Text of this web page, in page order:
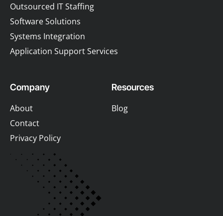
Outsourced IT Staffing
Software Solutions
Systems Integration
Application Support Services
Company
About
Contact
Privacy Policy
Resources
Blog